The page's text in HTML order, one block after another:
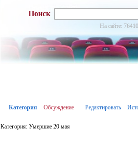
Поиск
На сайте:
Категория Обсуждение Редактировать
Категория: Умершие 20 мая